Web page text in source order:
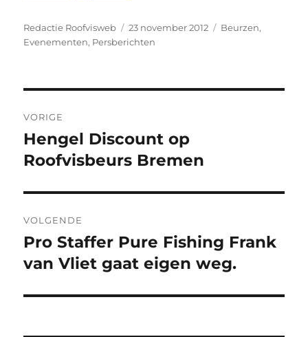
Auteur
Redactie Roofvisweb
Geplaatst
op
23 november 2012 Categorieën
Beurzen,
Evenementen, Persberichten
navigatie
VORIGE
Vorig
bericht:
Hengel Discount op
Roofvisbeurs Bremen
VOLGENDE
Volgend
bericht:
Pro Staffer Pure Fishing Frank
van Vliet gaat eigen weg.